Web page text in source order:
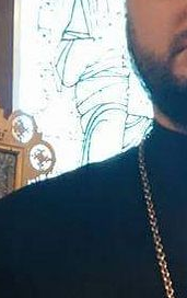
Как найти своё место
Кирилл